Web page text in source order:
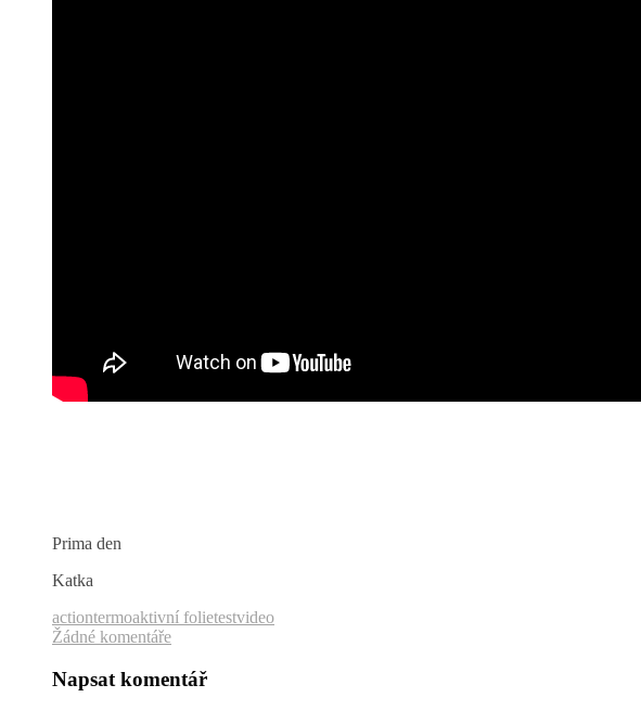
Prima den
Katka
actiontermoaktivní folietestvideo
Žádné komentáře
Napsat komentář